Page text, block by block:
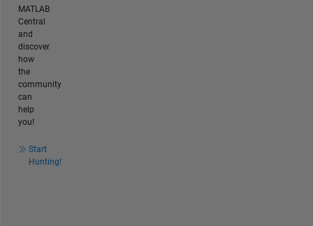
MATLAB
Central
and
discover
how
the
community
can
help
you!
Start
Hunting!